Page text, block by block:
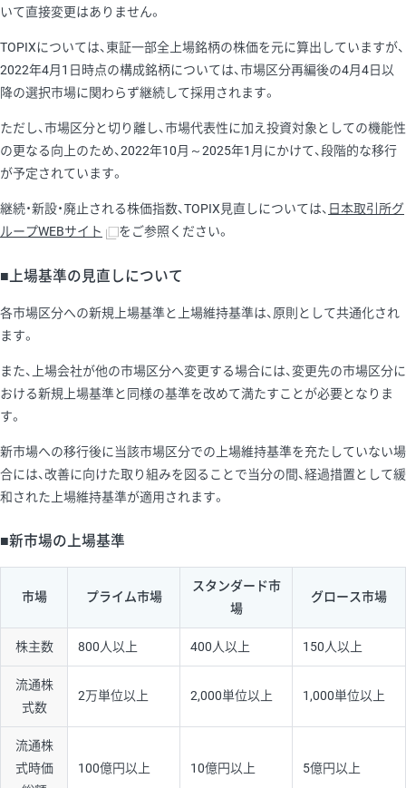
いて直接変更はありません。
TOPIXについては、東証一部全上場銘柄の株価を元に算出していますが、
2022年4月1日時点の構成銘柄については、市場区分再編後の4月4日以
降の選択市場に関わらず継続して採用されます。
ただし、市場区分と切り離し、市場代表性に加え投資対象としての機能性
の更なる向上のため、2022年10月～2025年1月にかけて、段階的な移行
が予定されています。
継続・新設・廃止される株価指数、TOPIX見直しについては、 日本取引所グ
ループWEBサイト
をご参照ください。
■上場基準の見直しについて
各市場区分への新規上場基準と上場維持基準は、原則として共通化され
ます。
また、上場会社が他の市場区分へ変更する場合には、変更先の市場区分に
おける新規上場基準と同様の基準を改めて満たすことが必要となりま
す。
新市場への移行後に当該市場区分での上場維持基準を充たしていない場
合には、改善に向けた取り組みを図ることで当分の間、経過措置として緩
和された上場維持基準が適用されます。
■新市場の上場基準
市場 プライム市場
スタンダード市
場
グロース市場
株主数 800人以上 400人以上 150人以上
流通株
式数
2万単位以上 2,000単位以上 1,000単位以上
流通株
式時価
100億円以上 10億円以上 5億円以上